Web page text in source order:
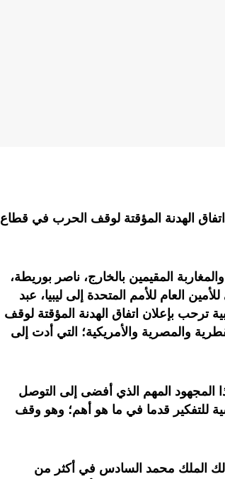
الهدنة المؤقتة لوقف الحرب في قطاع
المقيمين بالخارج، ناصر بوريطة،
العام للأمم المتحدة إلى ليبيا، عبد
ترحب بإعلان اتفاق الهدنة المؤقتة لوقف
والمصرية والأمريكية؛ التي أدت إلى
المجهود المهم الذي أفضى إلى التوصل
للتفكير قدما في ما هو أهم؛ وهو وقف
الملك محمد السادس في أكثر من